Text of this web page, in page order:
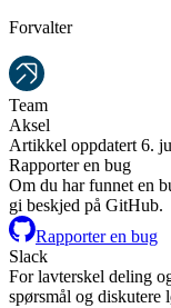
Forvalter
Team
Aksel
Artikkel oppdatert 6.
Rapporter en bug
Om du har funnet en
gi beskjed på GitHub.
Rapporter en bug
Slack
For lavterskel deling
spørsmål og diskutere